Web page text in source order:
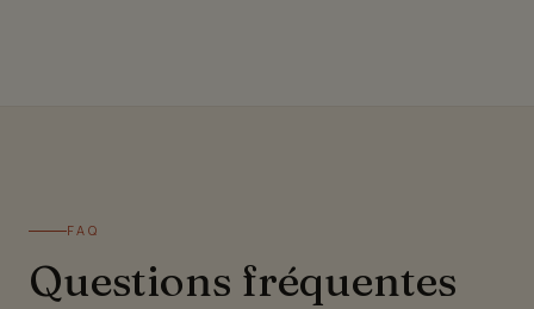
FAQ
Questions fréquentes